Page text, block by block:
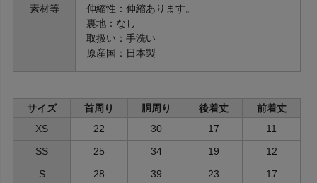
素材等
伸縮性：伸縮あります。
裏地：なし
取扱い：手洗い
原産国：日本製
サイズ 首周り 胴周り 後着丈
前着丈
XS
22 30 17
11
SS
25 34 19
12
S
28 39 23
17